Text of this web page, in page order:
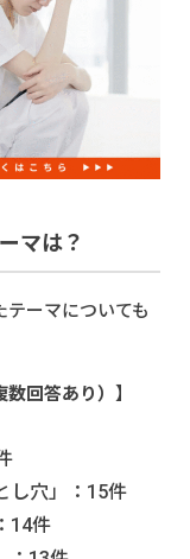
マは？
ーマについても
回答あり） 】
し穴」：15件
14件